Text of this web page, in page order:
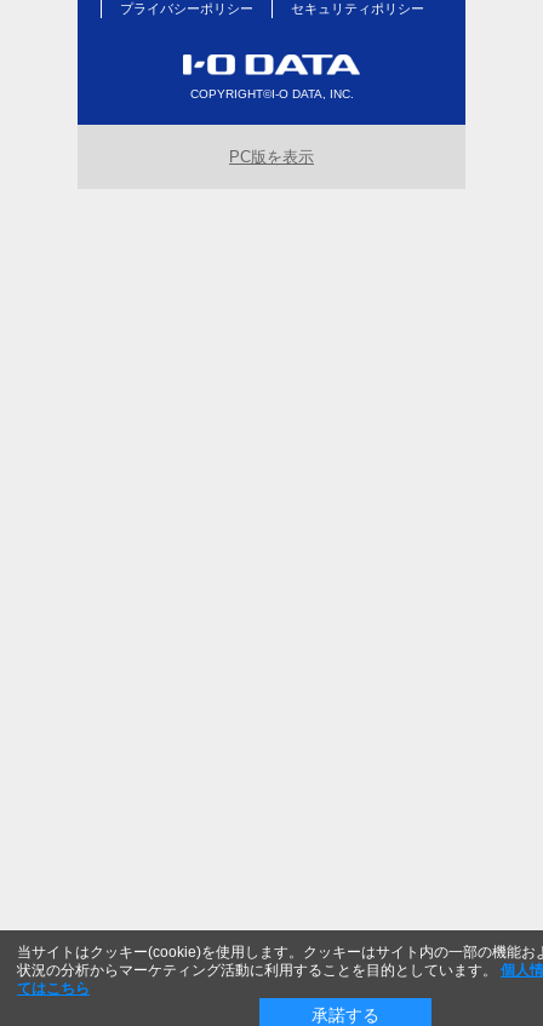
プライバシーポリシー セキュリティポリシー
COPYRIGHT©I-O DATA, INC.
当サイトはクッキー(cookie)を使用します。クッキーはサイト内の一部の機能お
状況の分析からマーケティング活動に利用することを目的としています。
個人
てはこちら
承諾する
PC版を表示